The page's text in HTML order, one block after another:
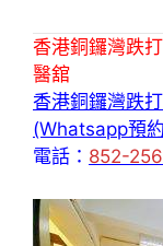
香港銅鑼灣跌
醫舘
香港銅鑼灣跌
(Whatsapp預
電話： 852-